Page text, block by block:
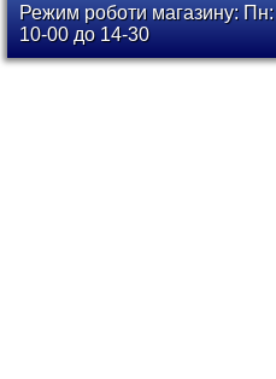
Режим роботи магазину:
10-00 до 14-30